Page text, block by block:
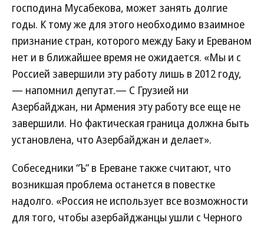
господина Мусабекова, может занять долгие
годы. К тому же для этого необходимо взаимное
признание стран, которого между Баку и Ереваном
нет и в ближайшее время не ожидается. «Мы и с
Россией завершили эту работу лишь в 2012 году,
— напомнил депутат.— С Грузией ни
Азербайджан, ни Армения эту работу все еще не
завершили. Но фактическая граница должна быть
установлена, что Азербайджан и делает».
Собеседники “Ъ” в Ереване также считают, что
возникшая проблема останется в повестке
надолго. «Россия не использует все возможности
для того, чтобы азербайджанцы ушли с Черного